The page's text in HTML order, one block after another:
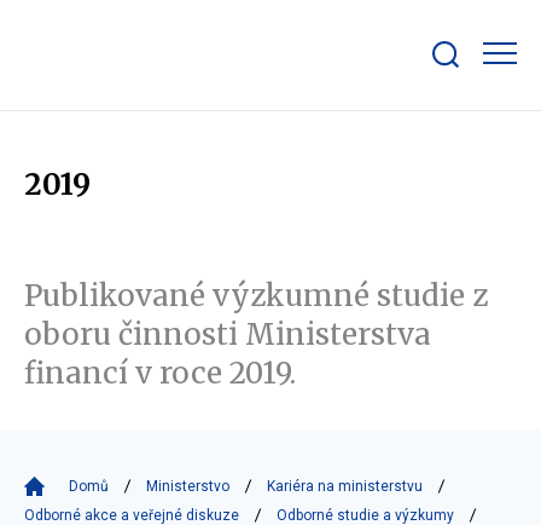
bar
2019
Publikované výzkumné studie z
oboru činnosti Ministerstva
financí v roce 2019.
Domů Ministerstvo
Kariéra na ministerstvu
Odborné akce a veřejné diskuze
Odborné studie a výzkumy